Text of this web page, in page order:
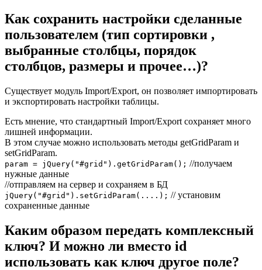
Как сохранить настройки сделанные
пользователем (тип сортировки ,
выбранные столбцы, порядок
столбцов, размеры и прочее…)?
Существует модуль Import/Export, он позволяет импортировать
и экспортировать настройки таблицы.
Есть мнение, что стандартный Import/Export сохраняет много
лишней информации.
В этом случае можно использовать методы getGridParam и
setGridParam.
param = jQuery("#grid").getGridParam(); //получаем
нужные данные
//отправляем на сервер и сохраняем в БД
jQuery("#grid").setGridParam(....); // установим
сохраненные данные
Каким образом передать комплексный
ключ? И можно ли вместо id
использовать как ключ другое поле?